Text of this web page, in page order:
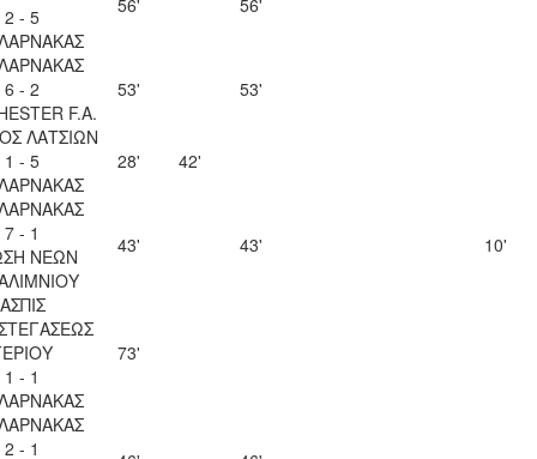
2 - 5
56' 56'
6 - 2
F.A.
53'
53'
ΛΑΤΣΙΩΝ
1 - 5
28'
42'
7 - 1
ΝΕΩΝ
43' 43' 10'
ΑΣΠΙΣ
1 - 1
73'
2 - 1